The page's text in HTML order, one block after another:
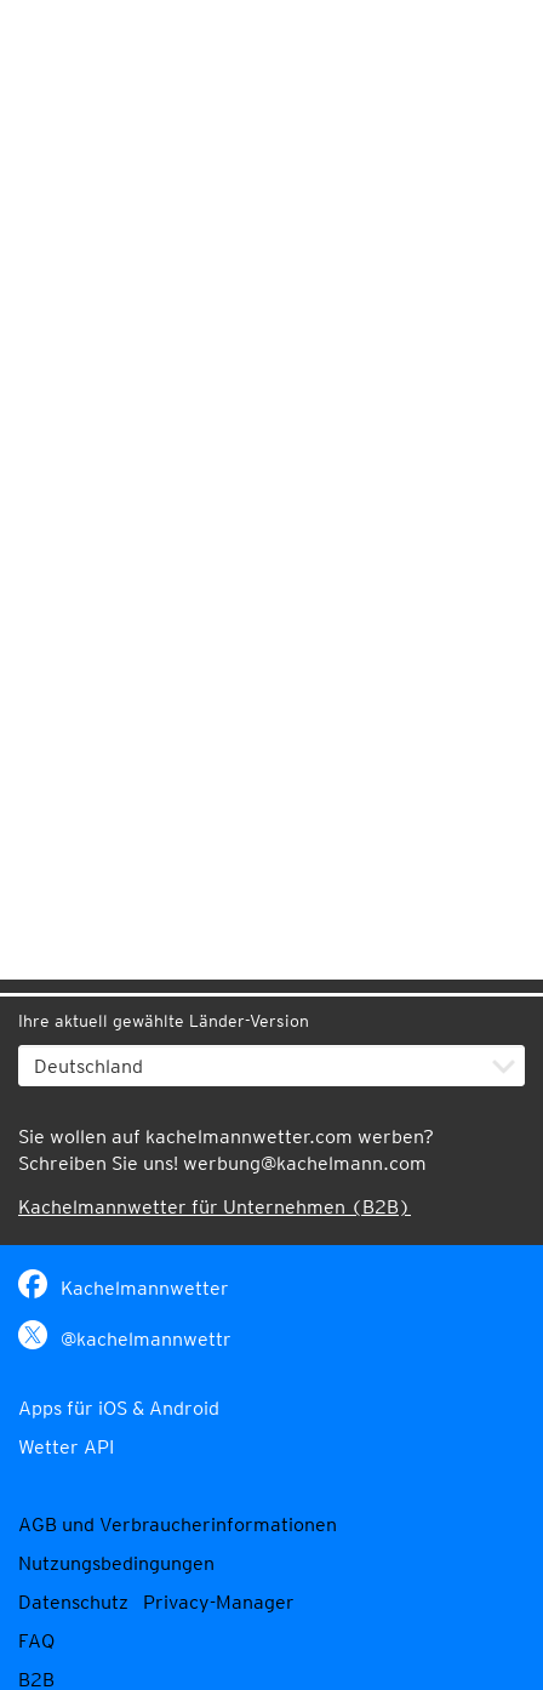
Ihre aktuell gewählte Länder-Version
Sie wollen auf kachelmannwetter.com werben?
Schreiben Sie uns! werbung@kachelmann.com
Kachelmannwetter für Unternehmen (B2B)
Kachelmannwetter
@kachelmannwettr
Apps für iOS & Android
Wetter API
AGB und Verbraucherinformationen
Nutzungsbedingungen
Datenschutz
Privacy-Manager
FAQ
B2B